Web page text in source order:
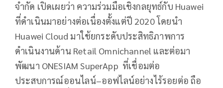
จำกัด เปิดเผยว่า ความร่วมมือเชิงกลยุทธ์กับ Huawei
ที่ดำเนินมาอย่างต่อเนื่องตั้งแต่ปี 2020 โดยนำ
Huawei Cloud มาใช้ยกระดับประสิทธิภาพการ
ดำเนินงานด้าน Retail Omnichannel และต่อมา
พัฒนา ONESIAM SuperApp ที่เชื่อมต่อ
ประสบการณ์ออนไลน์–ออฟไลน์อย่างไร้รอยต่อ ถือ